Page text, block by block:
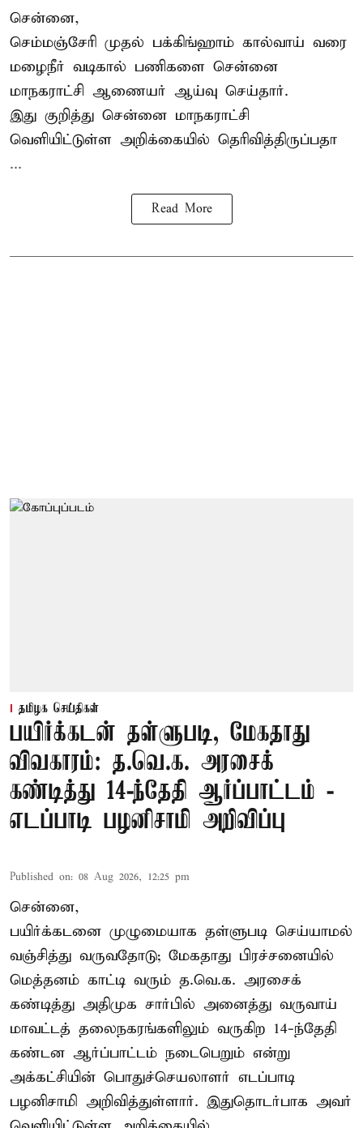
சென்னை,
செம்மஞ்சேரி முதல் பக்கிங்ஹாம் கால்வாய் வரை
மழைநீர் வடிகால் பணிகளை சென்னை
மாநகராட்சி ஆணையர் ஆய்வு செய்தார்.
இது குறித்து சென்னை மாநகராட்சி
வெளியிட்டுள்ள அறிக்கையில் தெரிவித்திருப்பதா
...
Read More
தமிழக செய்திகள்
பயிர்க்கடன் தள்ளுபடி, மேகதாது
விவகாரம்: த.வெ.க. அரசைக்
கண்டித்து 14-ந்தேதி ஆர்ப்பாட்டம் -
எடப்பாடி பழனிசாமி அறிவிப்பு
Published on: 08 Aug 2026, 12:25 pm
சென்னை,
பயிர்க்கடனை முழுமையாக தள்ளுபடி செய்யாமல்
வஞ்சித்து வருவதோடு; மேகதாது பிரச்சனையில்
மெத்தனம் காட்டி வரும் த.வெ.க. அரசைக்
கண்டித்து அதிமுக சார்பில் அனைத்து வருவாய்
மாவட்டத் தலைநகரங்களிலும் வருகிற 14-ந்தேதி
கண்டன ஆர்ப்பாட்டம் நடைபெறும் என்று
அக்கட்சியின் பொதுச்செயலாளர் எடப்பாடி
பழனிசாமி அறிவித்துள்ளார். இதுதொடர்பாக அவர்